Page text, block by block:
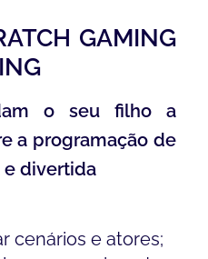
GAMING
o seu filho a
a programação de
e divertida
cenários e atores;